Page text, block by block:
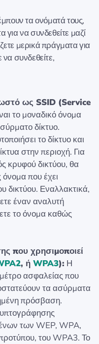
τα ονόματά τους,
για να συνδεθείτε μαζί
μερικά πράγματα για
να συνδεθείτε,
ως SSID (Service
το μοναδικό όνομα
δίκτυο.
το δίκτυο και
στην περιοχή. Για
κρυφού δικτύου, θα
όνομα που έχει
δικτύου. Εναλλακτικά,
έναν αναλυτή
το όνομα καθώς
που χρησιμοποιεί
, ή WPA3): Η
ασφαλείας που
τα ασύρματα
πρόσβαση.
των WEP, WPA,
του WPA3. Το